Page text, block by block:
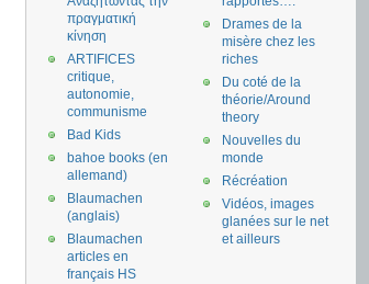
Drames de la
misère chez les
riches
Du coté de la
théorie/Around
theory
Nouvelles du
monde
Récréation
Vidéos, images
glanées sur le net
et ailleurs
πραγματική
κίνηση
ARTIFICES
critique,
autonomie,
communisme
Bad Kids
bahoe books (en
allemand)
Blaumachen
(anglais)
Blaumachen
articles en
français HS